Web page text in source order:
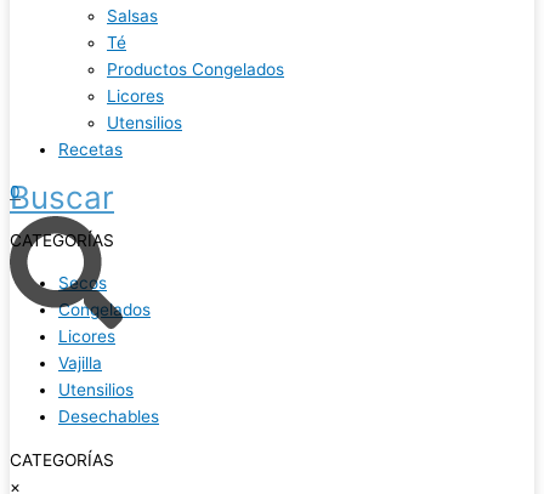
Salsas
Té
Productos Congelados
Licores
Utensilios
Recetas
Buscar
0
CATEGORÍAS
Secos
Congelados
Licores
Vajilla
Utensilios
Desechables
CATEGORÍAS
×